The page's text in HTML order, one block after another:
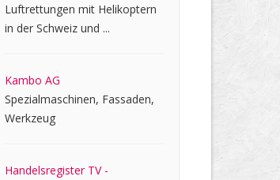
Luftrettungen mit Helikoptern
in der Schweiz und ...
Kambo AG
Spezialmaschinen, Fassaden,
Werkzeug
Handelsregister TV -